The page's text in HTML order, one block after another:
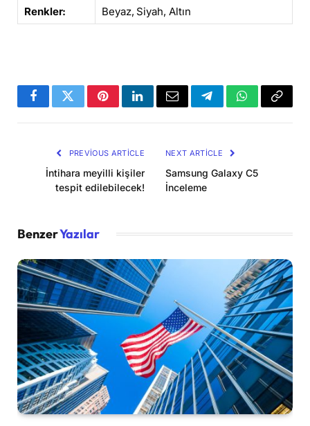
Renkler:
Beyaz, Siyah, Altın
FacebookTwitterPinterestLinkedInEmail TelegramWhatsApp
Copy
PREVIOUS ARTICLE
İntihara meyilli kişiler
tespit edilebilecek!
NEXT ARTICLE
Samsung Galaxy C5
İnceleme
BenzerYazılar